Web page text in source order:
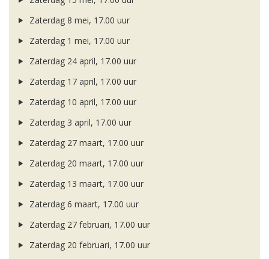
Zaterdag 8 mei, 17.00 uur
Zaterdag 1 mei, 17.00 uur
Zaterdag 24 april, 17.00 uur
Zaterdag 17 april, 17.00 uur
Zaterdag 10 april, 17.00 uur
Zaterdag 3 april, 17.00 uur
Zaterdag 27 maart, 17.00 uur
Zaterdag 20 maart, 17.00 uur
Zaterdag 13 maart, 17.00 uur
Zaterdag 6 maart, 17.00 uur
Zaterdag 27 februari, 17.00 uur
Zaterdag 20 februari, 17.00 uur